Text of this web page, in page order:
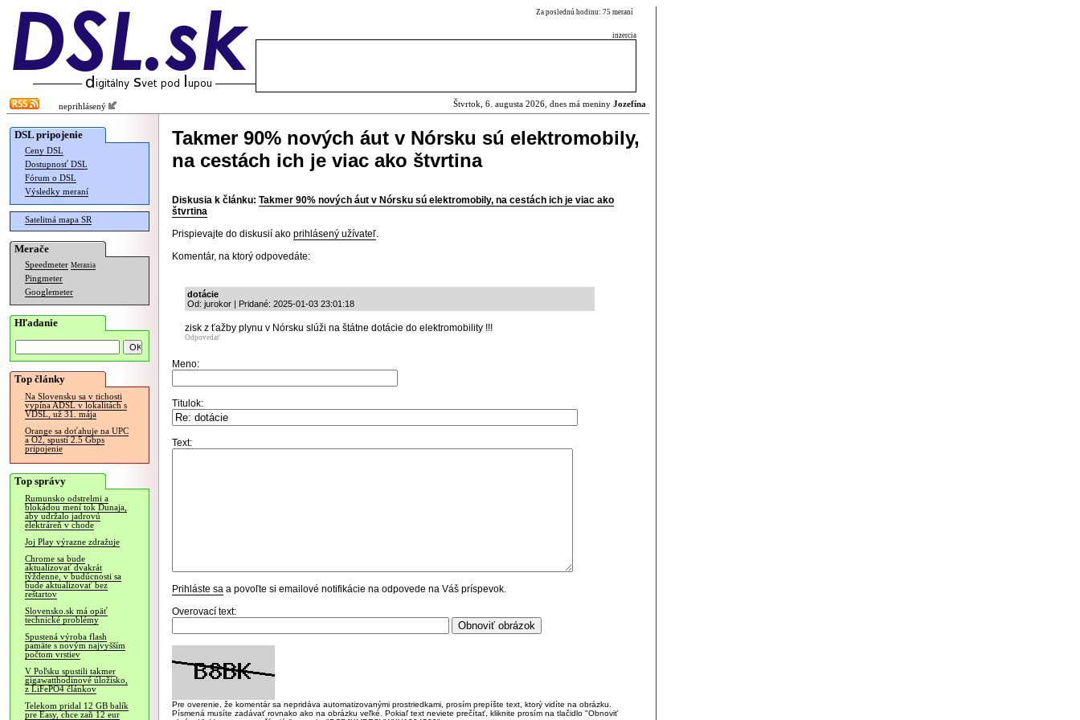
Za poslednú hodinu: 75 meraní
inzercia
neprihlásený Štvrtok, 6. augusta 2026, dnes má meniny Jozefína
DSL pripojenie
Ceny DSL
Dostupnosť DSL
Fórum o DSL
Výsledky meraní
Satelitná mapa SR
Merače
Speedmeter Merania
Pingmeter
Googlemeter
Hľadanie
Top články
Na Slovensku sa v tichosti
vypína ADSL v lokalitách s
VDSL, už 31. mája
Orange sa doťahuje na UPC
a O2, spustí 2.5 Gbps
pripojenie
Top správy
Rumunsko odstrelmi a
blokádou mení tok Dunaja,
aby udržalo jadrovú
elektráreň v chode
Joj Play výrazne zdražuje
Chrome sa bude
aktualizovať dvakrát
týždenne, v budúcnosti sa
bude aktualizovať bez
reštartov
Slovensko.sk má opäť
technické problémy
Spustená výroba flash
pamäte s novým najvyšším
počtom vrstiev
V Poľsku spustili takmer
gigawatthodinové úložisko,
z LiFePO4 článkov
Telekom pridal 12 GB balík
pre Easy, chce zaň 12 eur
Takmer 90% nových áut v Nórsku sú elektromobily,
na cestách ich je viac ako štvrtina
Diskusia k článku: Takmer 90% nových áut v Nórsku sú elektromobily, na cestách ich je viac ako
štvrtina
Prispievajte do diskusií ako prihlásený užívateľ.
Komentár, na ktorý odpovedáte:
dotácie
Od: jurokor | Pridané: 2025-01-03 23:01:18
zisk z ťažby plynu v Nórsku slúži na štátne dotácie do elektromobility !!!
Odpovedať
Meno:
Titulok:
Text:
Prihláste sa a povoľte si emailové notifikácie na odpovede na Váš príspevok.
Overovací text:
Pre overenie, že komentár sa nepridáva automatizovanými prostriedkami, prosím prepíšte text, ktorý vidíte na obrázku.
Písmená musíte zadávať rovnako ako na obrázku veľké. Pokiaľ text neviete prečítať, kliknite prosím na tlačidlo "Obnoviť